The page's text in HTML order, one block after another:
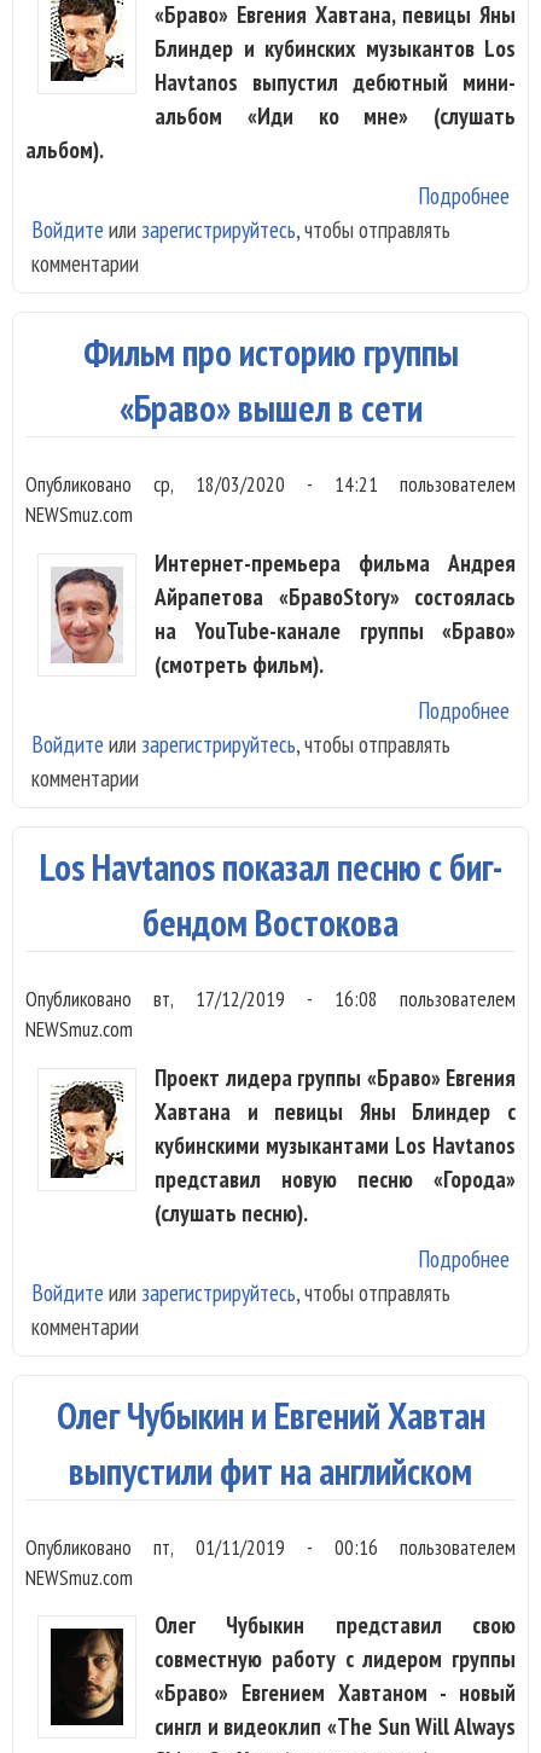
«Браво» Евгения Хавтана, певицы Яны
Блиндер и кубинских музыкантов Los
Havtanos выпустил дебютный мини-
альбом «Иди ко мне» (слушать
альбом).
Подробнее
Войдите или зарегистрируйтесь, чтобы отправлять
комментарии
Фильм про историю группы
«Браво» вышел в сети
Опубликованоср, 18/03/2020 - 14:21 пользователем
NEWSmuz.com
Интернет-премьера фильма Андрея
Айрапетова «БравоStory» состоялась
на YouTube-канале группы «Браво»
(смотреть фильм).
Подробнее
Войдите или зарегистрируйтесь, чтобы отправлять
комментарии
Los Havtanos показал песню с биг-
бендом Востокова
Опубликовановт, 17/12/2019 - 16:08 пользователем
NEWSmuz.com
Проект лидера группы «Браво» Евгения
Хавтана и певицы Яны Блиндер с
кубинскими музыкантами Los Havtanos
представил новую песню «Города»
(слушать песню).
Подробнее
Войдите или зарегистрируйтесь, чтобы отправлять
комментарии
Олег Чубыкин и Евгений Хавтан
выпустили фит на английском
Опубликованопт, 01/11/2019 - 00:16 пользователем
NEWSmuz.com
Олег Чубыкин представил свою
совместную работу с лидером группы
«Браво» Евгением Хавтаном - новый
сингл и видеоклип «The Sun Will Always